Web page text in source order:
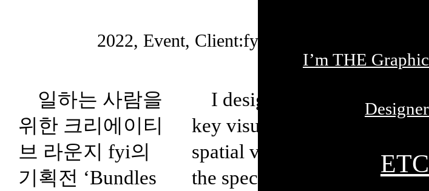
I’m THE Graphic
Designer
ETC
2022, Event, Client:fyi
일하는 사람을
위한 크리에이티
브 라운지 fyi의
기획전 ‘Bundles
I designed the
key visuals and
spatial visuals for
the special
︎